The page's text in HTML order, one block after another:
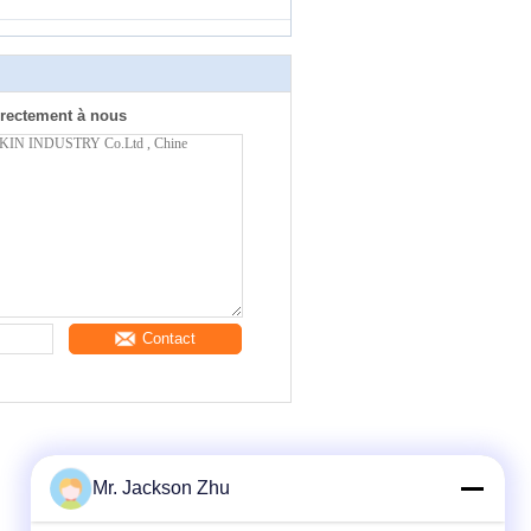
à nous
Contact
Mr. Jackson Zhu